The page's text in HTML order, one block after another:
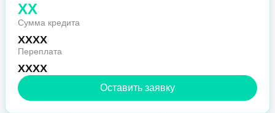
XX
Сумма кредита
XXXX
Переплата
XXXX
Оставить заявку